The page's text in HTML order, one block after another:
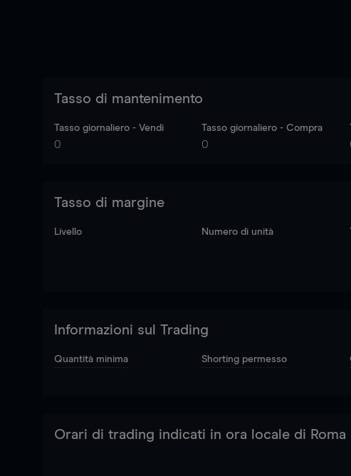
Tasso di mantenimento
Tasso giornaliero - Vendi
0
Tasso giornaliero - Compra
0
Tasso di margine
Livello Numero di unità
Informazioni sul Trading
Quantità minima Shorting permesso
Orari di trading indicati in ora locale di Roma